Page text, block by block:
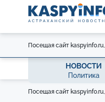
Посещая сайт
НОВОСТИ
Политика
Посещая сайт